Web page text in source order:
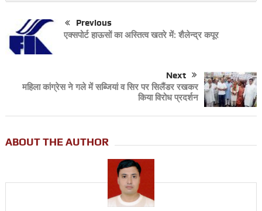
Previous
एक्सपोर्ट हाऊसों का अस्तित्व खतरे में: शैलेन्द्र कपूर
Next
महिला कांग्रेस ने गले में सब्जियां व सिर पर सिलैंडर रखकर
किया विरोध प्रदर्शन
ABOUT THE AUTHOR